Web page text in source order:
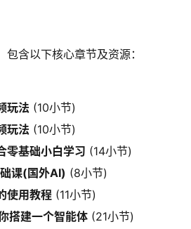
含以下核心章节及资源：
玩法 (10小节)
玩法 (10小节)
零基础小白学习 (14小节)
课(国外AI) (8小节)
使用教程 (11小节)
搭建一个智能体 (21小节)